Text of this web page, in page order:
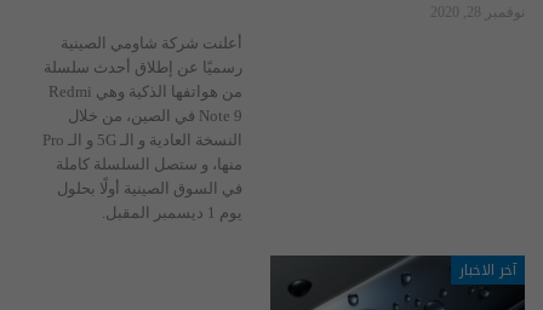
نوفمبر 28, 2020
أعلنت شركة شاومي الصينية
رسميًا عن إطلاق أحدث سلسلة
من هواتفها الذكية وهي Redmi
Note 9 في الصين، من خلال
النسخة العادية و الـ 5G و الـ Pro
منها، و ستصل السلسلة كاملة
في السوق الصينية أولًا بحلول
يوم 1 ديسمبر المقبل.
آخر الاخبار